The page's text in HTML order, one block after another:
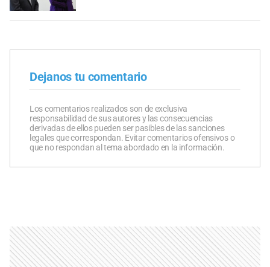
Dejanos tu comentario
Los comentarios realizados son de exclusiva
responsabilidad de sus autores y las consecuencias
derivadas de ellos pueden ser pasibles de las sanciones
legales que correspondan. Evitar comentarios ofensivos o
que no respondan al tema abordado en la información.